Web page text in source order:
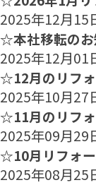
2025年12月15
☆本社移転の
2025年12月01
☆12月のリフ
2025年10月27
☆11月のリフ
2025年09月29
☆10月リフォ
2025年08月25